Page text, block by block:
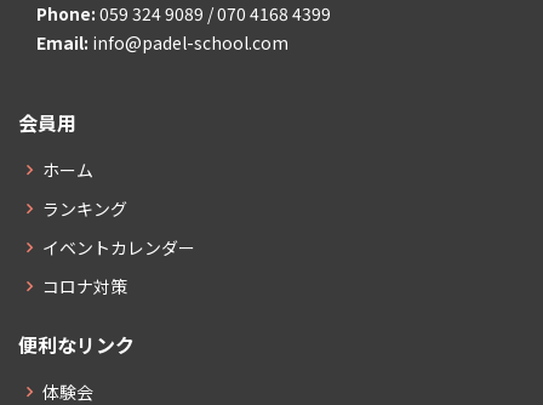
Phone: 059 324 9089 / 070 4168 4399
Email: info@padel-school.com
会員用
ホーム
ランキング
イベントカレンダー
コロナ対策
便利なリンク
体験会